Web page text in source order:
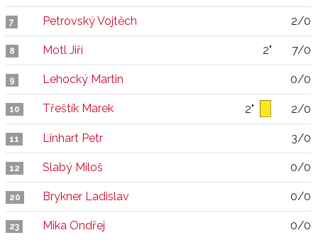
7 Petrovský Vojtěch 2/0
8 Motl Jiří 2" 7/0
9 Lehocký Martin 0/0
10 Třeštík Marek 2" 2/0
11 Linhart Petr 3/0
12 Slabý Miloš 0/0
20 Brykner Ladislav 0/0
23 Mika Ondřej 0/0